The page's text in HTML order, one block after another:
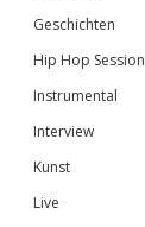
Geschichten
Hip Hop Session
Instrumental
Interview
Kunst
Live